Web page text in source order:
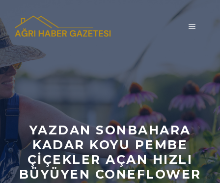
atla
MENÜ
YAZDAN SONBAHARA
KADAR KOYU PEMBE
ÇIÇEKLER AÇAN HIZLI
BÜYÜYEN CONEFLOWER